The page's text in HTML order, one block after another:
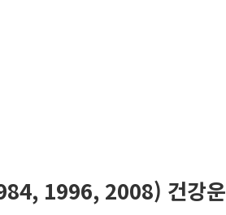
1996, 2008) 건강운